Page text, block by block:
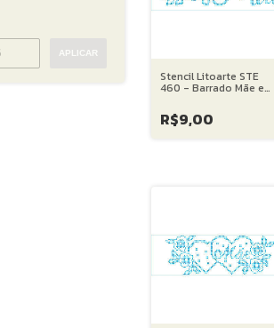
APLICAR
Stencil Litoarte STE
460 - Barrado Mãe em
cm
R$9,00